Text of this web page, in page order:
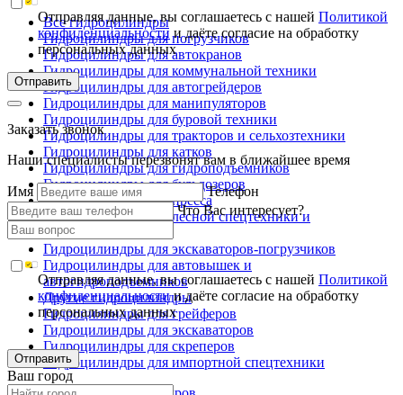
Все гидроцилиндры
Гидроцилиндры для погрузчиков
Гидроцилиндры для автокранов
Гидроцилиндры для коммунальной техники
Гидроцилиндры для автогрейдеров
Гидроцилиндры для манипуляторов
Гидроцилиндры для буровой техники
Гидроцилиндры для тракторов и сельхозтехники
Гидроцилиндры для катков
Гидроцилиндры для гидроподъемников
Гидроцилиндры для бульдозеров
Гидроцилиндры для пресса
Гидроцилиндры для лесной спецтехники и
металловозов
Гидроцилиндры для экскаваторов-погрузчиков
Гидроцилиндры для автовышек и
автогидроподъемников
Другие гидроцилиндры
Гидроцилиндры для грейферов
Гидроцилиндры для экскаваторов
Гидроцилиндры для скреперов
Гидроцилиндры для импортной спецтехники
Отправляя данные, вы соглашаетесь с нашейПолитикой
конфиденциальностии даёте согласие на обработку
персональных данных
Отправить
Заказать звонок
Наши специалисты перезвонят вам в ближайшее время
Имя
Телефон
Что Вас интересует?
Отправляя данные, вы соглашаетесь с нашейПолитикой
конфиденциальностии даёте согласие на обработку
персональных данных
Отправить
Ваш город